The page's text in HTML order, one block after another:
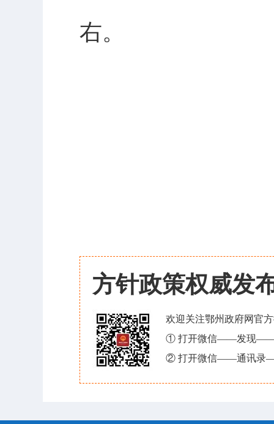
右。
方针政策权威发
欢迎关注鄂州政府网官
① 打开微信——发现——
② 打开微信——通讯录